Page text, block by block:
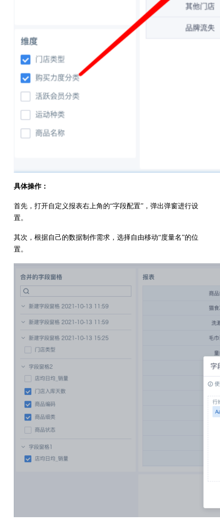
具体操作：
首先，打开自定义报表右上角的“字段配置”，弹出弹窗进行设
置。
其次，根据自己的数据制作需求，选择自由移动“度量名”的位
置。